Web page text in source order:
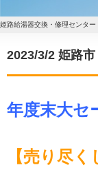
姫路給湯器交換・修理センター
2023/3/2 姫路
年度末大セ
【売り尽く